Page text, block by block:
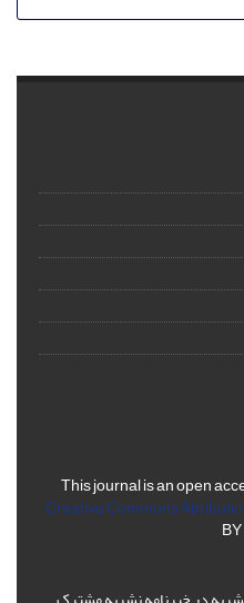
This journal is an open
Creative Commons